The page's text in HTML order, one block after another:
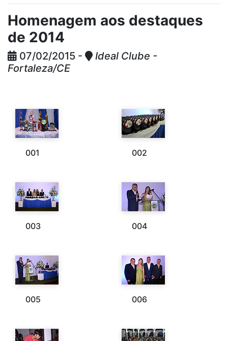
Homenagem aos destaques
de 2014
07/02/2015 -
Ideal Clube -
Fortaleza/CE
001 002
003 004
005 006